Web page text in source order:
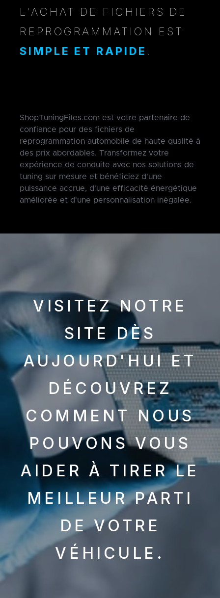
L'ACHAT DE FICHIERS DE
REPROGRAMMATION EST
SIMPLE ET RAPIDE
ShopTuningFiles.com est votre partenaire de
confiance pour des fichiers de
reprogrammation automobile de haute qualité à
des prix abordables. Transformez votre
expérience de conduite avec nos solutions de
tuning sur mesure et bénéficiez d'une
puissance accrue, d'une efficacité énergétique
améliorée et d'une personnalisation inégalée.
VISITEZ NOTRE
SITE DÈS
AUJOURD'HUI ET
DÉCOUVREZ
COMMENT NOUS
POUVONS VOUS
AIDER À TIRER LE
MEILLEUR PARTI
DE VOTRE
VÉHICULE.